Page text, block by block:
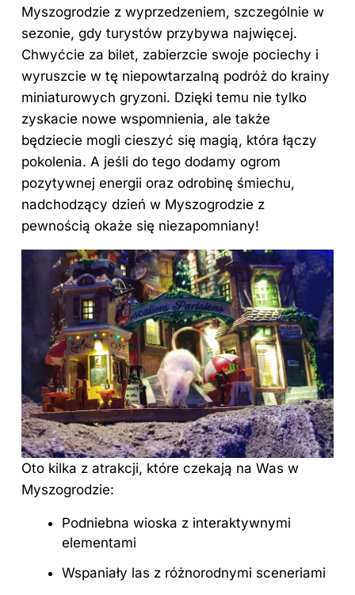
Myszogrodzie z wyprzedzeniem, szczególnie w
sezonie, gdy turystów przybywa najwięcej.
Chwyćcie za bilet, zabierzcie swoje pociechy i
wyruszcie w tę niepowtarzalną podróż do krainy
miniaturowych gryzoni. Dzięki temu nie tylko
zyskacie nowe wspomnienia, ale także
będziecie mogli cieszyć się magią, która łączy
pokolenia. A jeśli do tego dodamy ogrom
pozytywnej energii oraz odrobinę śmiechu,
nadchodzący dzień w Myszogrodzie z
pewnością okaże się niezapomniany!
Oto kilka z atrakcji, które czekają na Was w
Myszogrodzie:
Podniebna wioska z interaktywnymi
elementami
Wspaniały las z różnorodnymi sceneriami